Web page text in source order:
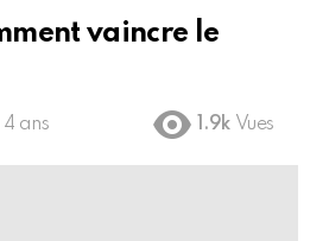
vaincre le
4 ans 1.9k Vues